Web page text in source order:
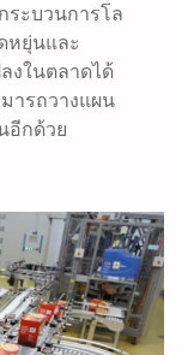
ระบวนการโล
หยุ่นและ
งในตลาดได้
ารถวางแผน
อีกด้วย